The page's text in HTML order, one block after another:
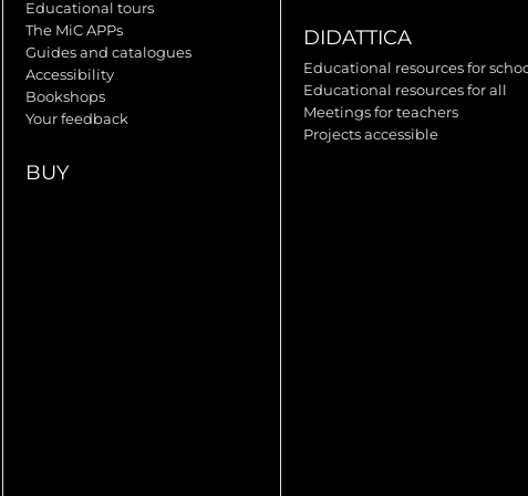
Educational tours
The MiC APPs
Guides and catalogues
Accessibility
Bookshops
Your feedback
BUY
DIDATTICA
Educational resources for
Educational resources for all
Meetings for teachers
Projects accessible